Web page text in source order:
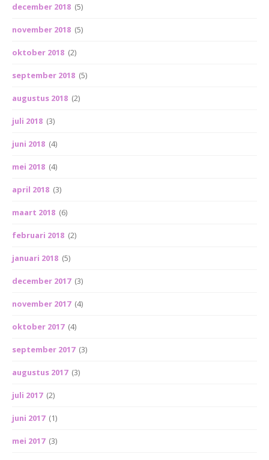
december 2018 (5)
november 2018 (5)
oktober 2018 (2)
september 2018 (5)
augustus 2018 (2)
juli 2018 (3)
juni 2018 (4)
mei 2018 (4)
april 2018 (3)
maart 2018 (6)
februari 2018 (2)
januari 2018 (5)
december 2017 (3)
november 2017 (4)
oktober 2017 (4)
september 2017 (3)
augustus 2017 (3)
juli 2017 (2)
juni 2017 (1)
mei 2017 (3)